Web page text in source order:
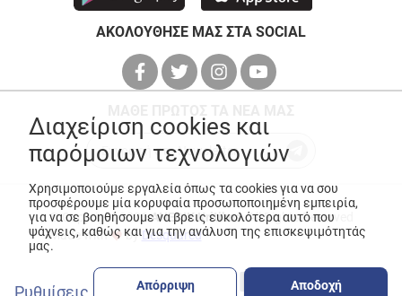
ΑΚΟΛΟΥΘΗΣΕ ΜΑΣ ΣΤΑ SOCIAL
© Copyright 2026ANEDIK Kritikos. All Rights Reserved
Made with
byDesquared
Διαχείριση cookies και
παρόμοιων τεχνολογιών
Χρησιμοποιούμε εργαλεία όπως τα cookies για να σου
προσφέρουμε μία κορυφαία προσωποποιημένη εμπειρία,
για να σε βοηθήσουμε να βρεις ευκολότερα αυτό που
ψάχνεις, καθώς και για την ανάλυση της επισκεψιμότητάς
μας.
Ρυθμίσεις Απόρριψη Αποδοχή